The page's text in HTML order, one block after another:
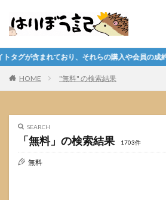
含まれており、それらの購入や会員の成約、
HOME "無料" の検索結果
SEARCH
「無料」の検索結果 1703件
無料